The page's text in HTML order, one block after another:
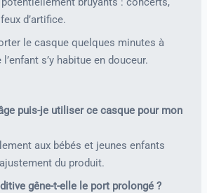
d’artifice.
le casque quelques minutes à
l’enfant s’y habitue en douceur.
puis-je utiliser ce casque pour mon
aux bébés et jeunes enfants
du produit.
gêne-t-elle le port prolongé ?